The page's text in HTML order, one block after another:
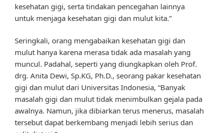
kesehatan gigi, serta tindakan pencegahan lainnya
untuk menjaga kesehatan gigi dan mulut kita.”
Seringkali, orang mengabaikan kesehatan gigi dan
mulut hanya karena merasa tidak ada masalah yang
muncul. Padahal, seperti yang diungkapkan oleh Prof.
drg. Anita Dewi, Sp.KG, Ph.D., seorang pakar kesehatan
gigi dan mulut dari Universitas Indonesia, “Banyak
masalah gigi dan mulut tidak menimbulkan gejala pada
awalnya. Namun, jika dibiarkan terus menerus, masalah
tersebut dapat berkembang menjadi lebih serius dan